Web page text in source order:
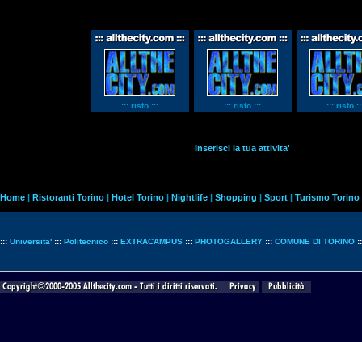
::: risto ::: ::: risto ::: ::: risto
Inserisci la tua attivita'
Home | Ristoranti Torino | Hotel Torino | Nightlife | Shopping | Sport | Turismo Torino
::: Universita' ::: Politecnico ::: EXTRACAMPUS ::: PHOTOGALLERY ::: COMUNE DI TORINO